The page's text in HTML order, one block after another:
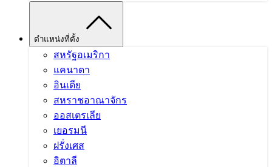
ตำแหน่งที่ตั้ง
สหรัฐอเมริกา
แคนาดา
อินเดีย
สหราชอาณาจักร
ออสเตรเลีย
เยอรมนี
ฝรั่งเศส
อิตาลี